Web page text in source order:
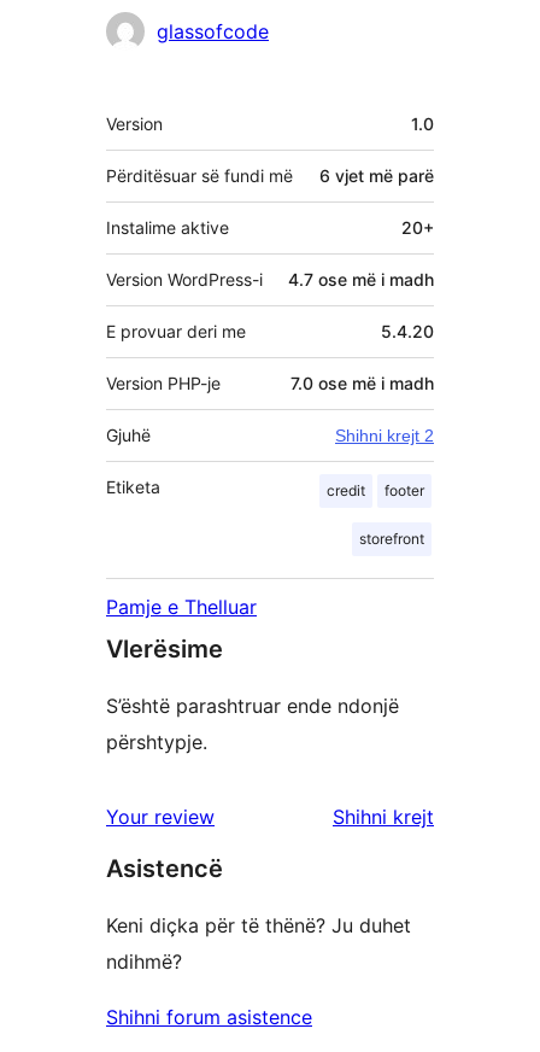
Kontribuesglassofcode
Të
tjera
Version 1.0
Përditësuar së fundi më 6 vjet më parë
Instalime aktive 20+
Version WordPress-i 4.7 ose më i madh
E provuar deri me 5.4.20
Version PHP-je 7.0 ose më i madh
Gjuhë Shihni krejt 2
Etiketa credit footer
storefront
Pamje e Thelluar
Vlerësime
S’është parashtruar ende ndonjë
përshtypje.
Your review Shihni krejt
Asistencë
Keni diçka për të thënë? Ju duhet
ndihmë?
Shihni forum asistence